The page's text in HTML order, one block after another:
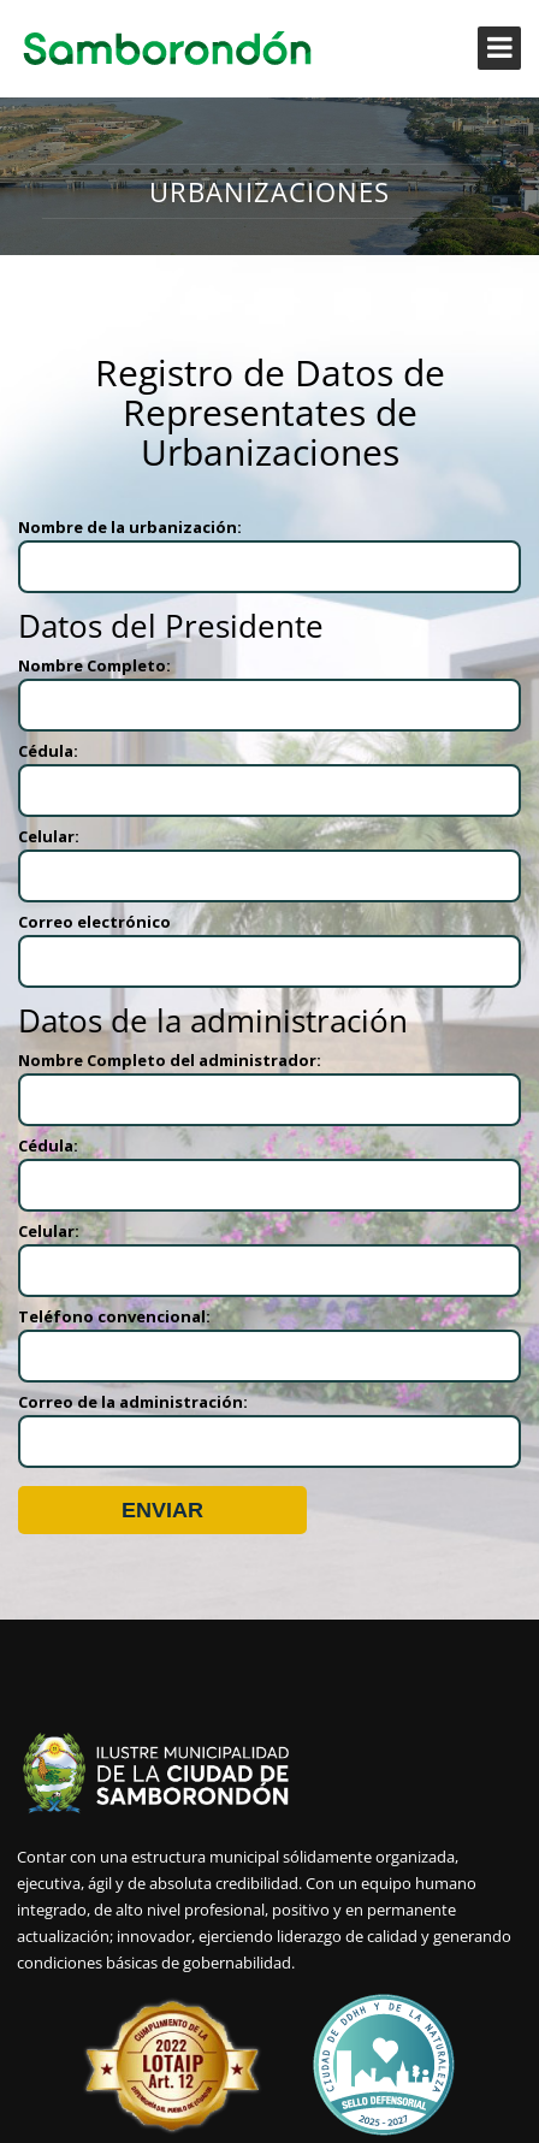
URBANIZACIONES
Registro de Datos de
Representates de
Urbanizaciones
Nombre de la urbanización:
Datos del Presidente
Nombre Completo:
Cédula:
Celular:
Correo electrónico
Datos de la administración
Nombre Completo del administrador:
Cédula:
Celular:
Teléfono convencional:
Correo de la administración:
Contar con una estructura municipal sólidamente organizada,
ejecutiva, ágil y de absoluta credibilidad. Con un equipo humano
integrado, de alto nivel profesional, positivo y en permanente
actualización; innovador, ejerciendo liderazgo de calidad y generando
condiciones básicas de gobernabilidad.